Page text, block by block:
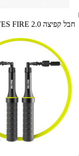
חבל קפיצה VELITES FIRE 2.0 - שחור